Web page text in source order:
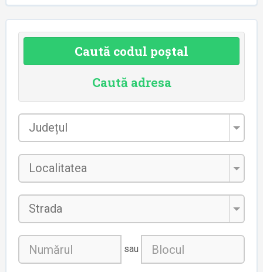
Caută codul poștal
Caută adresa
Județul
Localitatea
Strada
sau